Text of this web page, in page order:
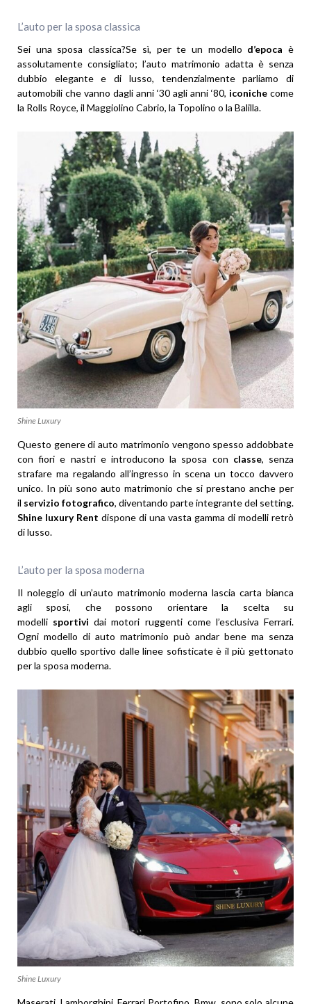
L’auto per la sposa classica
Sei una sposa classica?Se sì, per te un modello d’epoca è
assolutamente consigliato; l’auto matrimonio adatta è senza
dubbio elegante e di lusso, tendenzialmente parliamo di
automobili che vanno dagli anni ‘30 agli anni ‘80, iconiche come
la Rolls Royce, il Maggiolino Cabrio, la Topolino o la Balilla.
Shine Luxury
Questo genere di auto matrimonio vengono spesso addobbate
con fiori e nastri e introducono la sposa con classe, senza
strafare ma regalando all’ingresso in scena un tocco davvero
unico. In più sono auto matrimonio che si prestano anche per
il servizio fotografico, diventando parte integrante del setting.
Shine luxury Rent dispone di una vasta gamma di modelli retrò
di lusso.
L’auto per la sposa moderna
Il noleggio di un’auto matrimonio moderna lascia carta bianca
agli sposi, che possono orientare la scelta su
modelli sportivi dai motori ruggenti come l’esclusiva Ferrari.
Ogni modello di auto matrimonio può andar bene ma senza
dubbio quello sportivo dalle linee sofisticate è il più gettonato
per la sposa moderna.
Shine Luxury